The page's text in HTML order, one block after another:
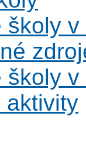
školy v
školy v
aktivity